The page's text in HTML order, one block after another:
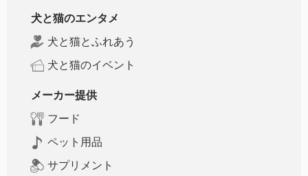
犬と猫のエンタメ
犬と猫とふれあう
犬と猫のイベント
メーカー提供
フード
ペット用品
サプリメント